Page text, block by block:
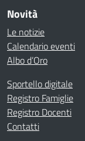
Novità
Le notizie
Calendario eventi
Albo d’Oro
Sportello digitale
Registro Famiglie
Registro Docenti
Contatti